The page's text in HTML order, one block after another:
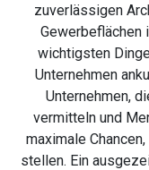
zuverlässigen
Gewerbeflächen
wichtigsten
Unternehmen
Unternehmen,
vermitteln und
maximale
stellen. Ein